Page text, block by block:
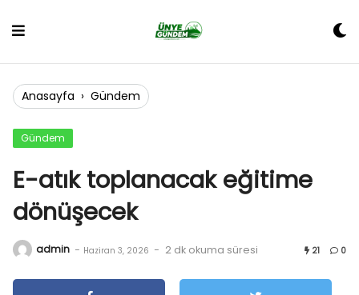
Anasayfa › Gündem
Gündem
E-atık toplanacak eğitime
dönüşecek
admin - Haziran 3, 2026 - 2 dk okuma süresi 21 0